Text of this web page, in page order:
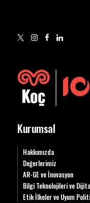
Kurumsal
Hakkımızda
Değerlerimiz
AR-GE ve İnovasyon
Bilgi Teknolojileri ve
Etik İlkeler ve Uyum